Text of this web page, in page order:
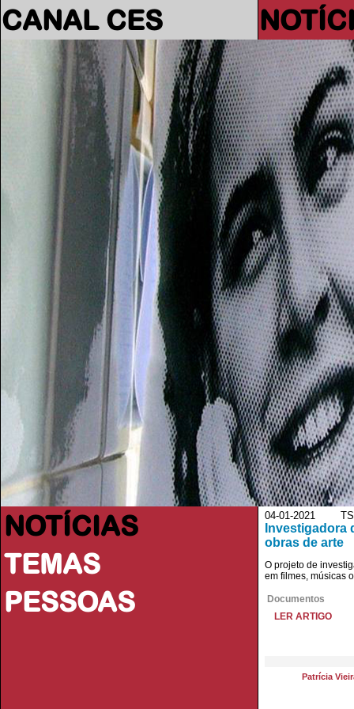
CANAL CES
NOTÍCIAS
TEMAS
PESSOAS
04-01-2021
Investigadora
obras de arte
O projeto de
em filmes, músicas
Documentos
LER ARTIGO
Patrícia